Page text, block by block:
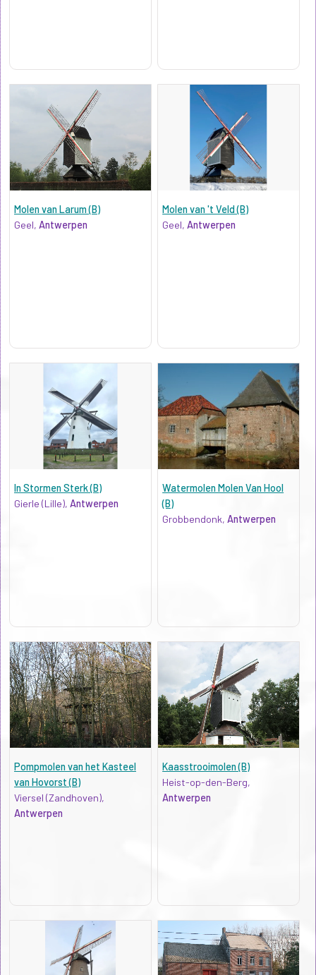
Molen van Larum (B)
Geel, Antwerpen
Molen van 't Veld (B)
Geel,Antwerpen
In Stormen Sterk (B)
Gierle (Lille), Antwerpen
Watermolen Molen Van Hool
(B)
Grobbendonk,Antwerpen
Pompmolen van het Kasteel
van Hovorst (B)
Viersel (Zandhoven),
Antwerpen
Kaasstrooimolen (B)
Heist-op-den-Berg,
Antwerpen